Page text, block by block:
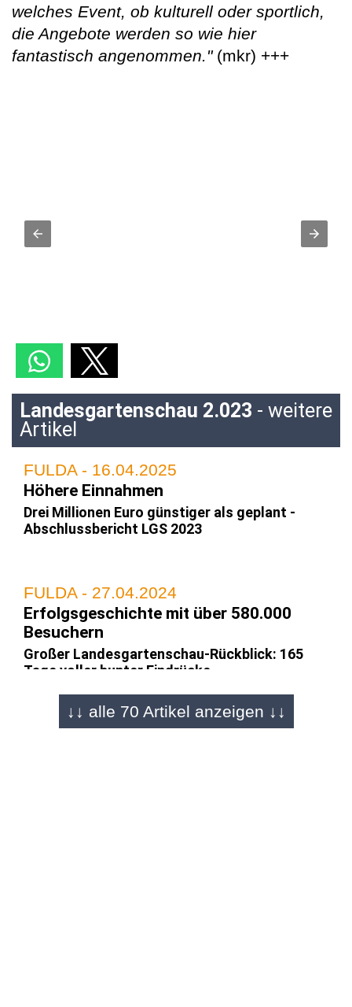
welches Event, ob kulturell oder sportlich,
die Angebote werden so wie hier
fantastisch angenommen."(mkr) +++
Landesgartenschau 2.023 - weitere
Artikel
FULDA - 16.04.2025
Höhere Einnahmen
Drei Millionen Euro günstiger als geplant -
Abschlussbericht LGS 2023
FULDA - 27.04.2024
Erfolgsgeschichte mit über 580.000
Besuchern
Großer Landesgartenschau-Rückblick: 165
Tage voller bunter Eindrücke
FULDA - 13.04.2024
↓↓ alle 70 Artikel anzeigen ↓↓